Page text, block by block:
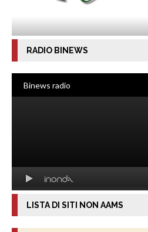
RADIO BINEWS
LISTA DI SITI NON AAMS